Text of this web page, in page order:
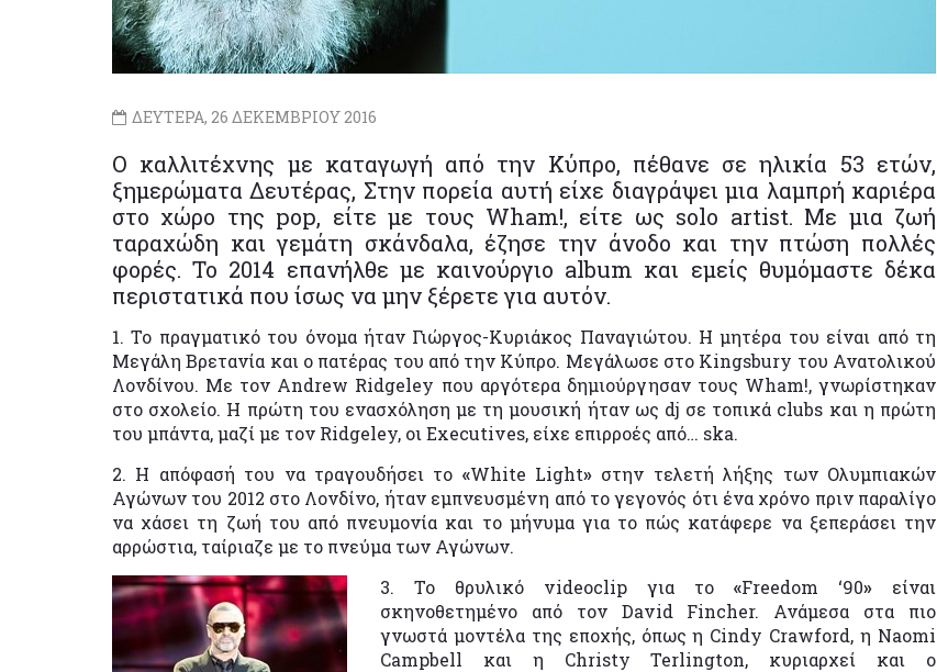
ΔΕΥΤΕΡΑ, 26 ΔΕΚΕΜΒΡΙΟΥ 2016
O καλλιτέχνης με καταγωγή από την Κύπρο, πέθανε σε ηλικία 53 ετών,
ξημερώματα Δευτέρας, Στην πορεία αυτή είχε διαγράψει μια λαμπρή καριέρα
στο χώρο της pop, είτε με τους Wham!, είτε ως solo artist. Με μια ζωή
ταραχώδη και γεμάτη σκάνδαλα, έζησε την άνοδο και την πτώση πολλές
φορές. Το 2014 επανήλθε με καινούργιο album και εμείς θυμόμαστε δέκα
περιστατικά που ίσως να μην ξέρετε για αυτόν.
1. Το πραγματικό του όνομα ήταν Γιώργος-Κυριάκος Παναγιώτου. Η μητέρα του είναι από τη
Μεγάλη Βρετανία και ο πατέρας του από την Κύπρο. Μεγάλωσε στο Kingsbury του Ανατολικού
Λονδίνου. Με τον Andrew Ridgeley που αργότερα δημιούργησαν τους Wham!, γνωρίστηκαν
στο σχολείο. Η πρώτη του ενασχόληση με τη μουσική ήταν ως dj σε τοπικά clubs και η πρώτη
του μπάντα, μαζί με τον Ridgeley, οι Executives, είχε επιρροές από… ska.
2. Η απόφασή του να τραγουδήσει το «White Light» στην τελετή λήξης των Ολυμπιακών
Αγώνων του 2012 στο Λονδίνο, ήταν εμπνευσμένη από το γεγονός ότι ένα χρόνο πριν παραλίγο
να χάσει τη ζωή του από πνευμονία και το μήνυμα για το πώς κατάφερε να ξεπεράσει την
αρρώστια, ταίριαζε με το πνεύμα των Αγώνων.
3. Το θρυλικό videoclip για το «Freedom ‘90» είναι
σκηνοθετημένο από τον David Fincher. Ανάμεσα στα πιο
γνωστά μοντέλα της εποχής, όπως η Cindy Crawford, η Νaomi
Campbell και η Christy Terlington, κυριαρχεί και ο